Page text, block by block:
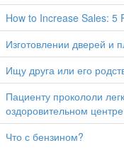
How to Increase Sales:
изготовлении дверей и
Ищу друга или его
Пациенту прокололи легкое во время процедуры
оздоровительном центре
Что с бензином?